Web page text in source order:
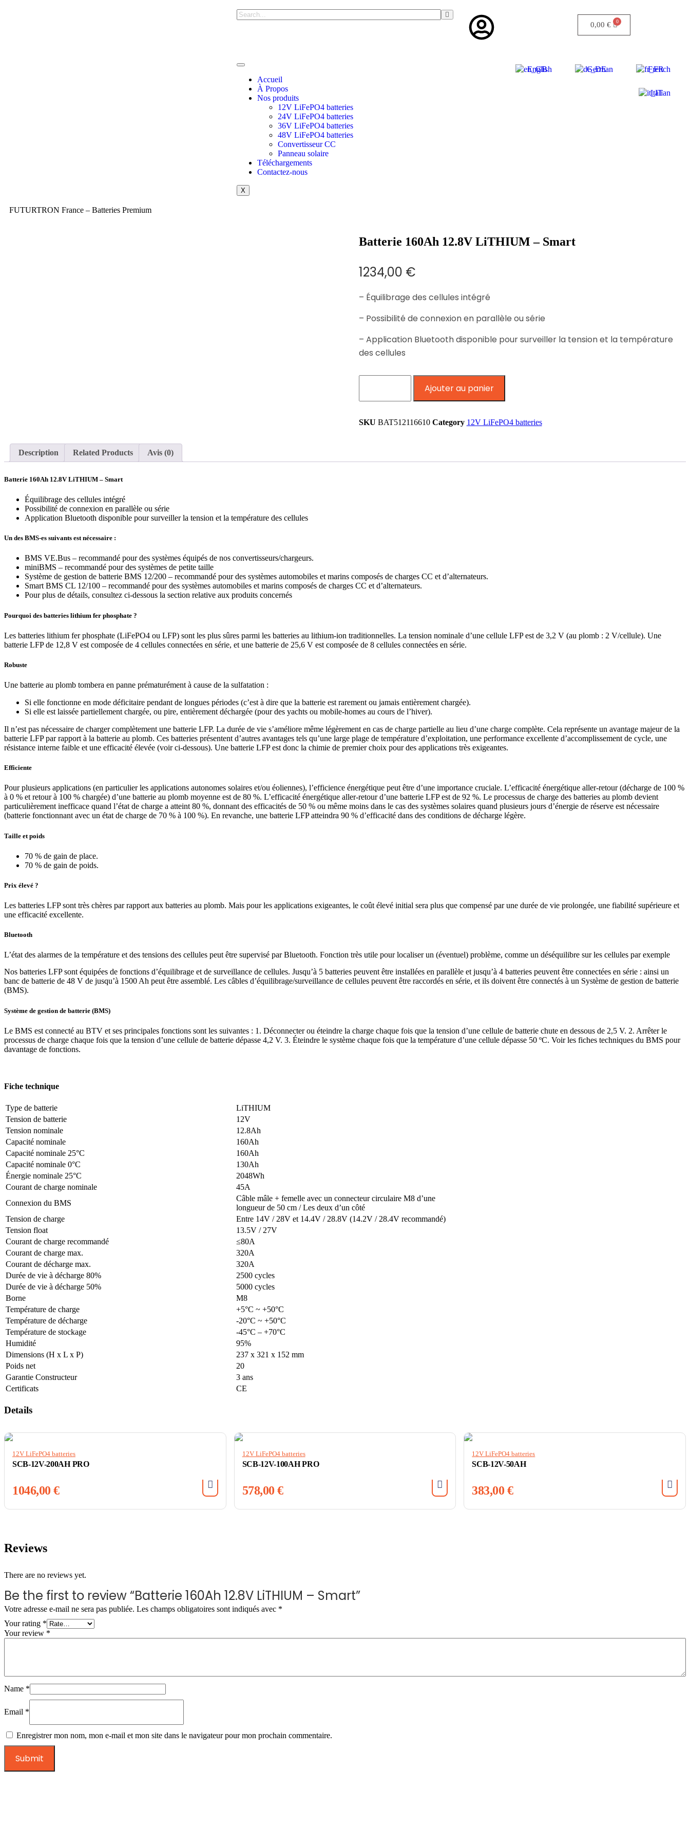
0,00 €
Accueil
À Propos
Nos produits
12V LiFePO4 batteries
24V LiFePO4 batteries
36V LiFePO4 batteries
48V LiFePO4 batteries
Convertisseur CC
Panneau solaire
Téléchargements
Contactez-nous
X
English German French
Italian
FUTURTRON France – Batteries Premium
Batterie 160Ah 12.8V LiTHIUM – Smart
1234,00 €
– Équilibrage des cellules intégré
– Possibilité de connexion en parallèle ou série
– Application Bluetooth disponible pour surveiller la tension et la température
des cellules
Ajouter au panier
SKU BAT512116610 Category 12V LiFePO4 batteries
Description Related Products Avis (0)
Batterie 160Ah 12.8V LiTHIUM – Smart
Équilibrage des cellules intégré
Possibilité de connexion en parallèle ou série
Application Bluetooth disponible pour surveiller la tension et la température des cellules
Un des BMS-es suivants est nécessaire :
BMS VE.Bus – recommandé pour des systèmes équipés de nos convertisseurs/chargeurs.
miniBMS – recommandé pour des systèmes de petite taille
Système de gestion de batterie BMS 12/200 – recommandé pour des systèmes automobiles et marins composés de charges CC et d’alternateurs.
Smart BMS CL 12/100 – recommandé pour des systèmes automobiles et marins composés de charges CC et d’alternateurs.
Pour plus de détails, consultez ci-dessous la section relative aux produits concernés
Pourquoi des batteries lithium fer phosphate ?
Les batteries lithium fer phosphate (LiFePO4 ou LFP) sont les plus sûres parmi les batteries au lithium-ion traditionnelles. La tension nominale d’une cellule LFP est de 3,2 V (au plomb : 2 V/cellule). Une
batterie LFP de 12,8 V est composée de 4 cellules connectées en série, et une batterie de 25,6 V est composée de 8 cellules connectées en série.
Robuste
Une batterie au plomb tombera en panne prématurément à cause de la sulfatation :
Si elle fonctionne en mode déficitaire pendant de longues périodes (c’est à dire que la batterie est rarement ou jamais entièrement chargée).
Si elle est laissée partiellement chargée, ou pire, entièrement déchargée (pour des yachts ou mobile-homes au cours de l’hiver).
Il n’est pas nécessaire de charger complètement une batterie LFP. La durée de vie s’améliore même légèrement en cas de charge partielle au lieu d’une charge complète. Cela représente un avantage majeur de la
batterie LFP par rapport à la batterie au plomb. Ces batteries présentent d’autres avantages tels qu’une large plage de température d’exploitation, une performance excellente d’accomplissement de cycle, une
résistance interne faible et une efficacité élevée (voir ci-dessous). Une batterie LFP est donc la chimie de premier choix pour des applications très exigeantes.
Efficiente
Pour plusieurs applications (en particulier les applications autonomes solaires et/ou éoliennes), l’efficience énergétique peut être d’une importance cruciale. L’efficacité énergétique aller-retour (décharge de 100 %
à 0 % et retour à 100 % chargée) d’une batterie au plomb moyenne est de 80 %. L’efficacité énergétique aller-retour d’une batterie LFP est de 92 %. Le processus de charge des batteries au plomb devient
particulièrement inefficace quand l’état de charge a atteint 80 %, donnant des efficacités de 50 % ou même moins dans le cas des systèmes solaires quand plusieurs jours d’énergie de réserve est nécessaire
(batterie fonctionnant avec un état de charge de 70 % à 100 %). En revanche, une batterie LFP atteindra 90 % d’efficacité dans des conditions de décharge légère.
Taille et poids
70 % de gain de place.
70 % de gain de poids.
Prix élevé ?
Les batteries LFP sont très chères par rapport aux batteries au plomb. Mais pour les applications exigeantes, le coût élevé initial sera plus que compensé par une durée de vie prolongée, une fiabilité supérieure et
une efficacité excellente.
Bluetooth
L’état des alarmes de la température et des tensions des cellules peut être supervisé par Bluetooth. Fonction très utile pour localiser un (éventuel) problème, comme un déséquilibre sur les cellules par exemple
Nos batteries LFP sont équipées de fonctions d’équilibrage et de surveillance de cellules. Jusqu’à 5 batteries peuvent être installées en parallèle et jusqu’à 4 batteries peuvent être connectées en série : ainsi un
banc de batterie de 48 V de jusqu’à 1500 Ah peut être assemblé. Les câbles d’équilibrage/surveillance de cellules peuvent être raccordés en série, et ils doivent être connectés à un Système de gestion de batterie
(BMS).
Système de gestion de batterie (BMS)
Le BMS est connecté au BTV et ses principales fonctions sont les suivantes : 1. Déconnecter ou éteindre la charge chaque fois que la tension d’une cellule de batterie chute en dessous de 2,5 V. 2. Arrêter le
processus de charge chaque fois que la tension d’une cellule de batterie dépasse 4,2 V. 3. Éteindre le système chaque fois que la température d’une cellule dépasse 50 ºC. Voir les fiches techniques du BMS pour
davantage de fonctions.
Fiche technique
Type de batterie
LiTHIUM
Tension de batterie
12V
Tension nominale
12.8Ah
Capacité nominale
160Ah
Capacité nominale 25°C
160Ah
Capacité nominale 0°C
130Ah
Énergie nominale 25°C
2048Wh
Courant de charge nominale
45A
Connexion du BMS
Câble mâle + femelle avec un connecteur circulaire M8 d’une
longueur de 50 cm / Les deux d’un côté
Tension de charge
Entre 14V / 28V et 14.4V / 28.8V (14.2V / 28.4V recommandé)
Tension float
13.5V / 27V
Courant de charge recommandé
≤80A
Courant de charge max.
320A
Courant de décharge max.
320A
Durée de vie à décharge 80%
2500 cycles
Durée de vie à décharge 50%
5000 cycles
Borne
M8
Température de charge
+5°C ~ +50°C
Température de décharge
-20°C ~ +50°C
Température de stockage
-45°C – +70°C
Humidité
95%
Dimensions (H x L x P)
237 x 321 x 152 mm
Poids net
20
Garantie Constructeur
3 ans
Certificats
CE
Details
12V LiFePO4 batteries
SCB-12V-200AH PRO
1046,00€
12V LiFePO4 batteries
SCB-12V-100AH PRO
578,00€
12V LiFePO4 batteries
SCB-12V-50AH
383,00 €
Reviews
There are no reviews yet.
Be the first to review “Batterie 160Ah 12.8V LiTHIUM – Smart”
Votre adresse e-mail ne sera pas publiée. Les champs obligatoires sont indiqués avec *
Your rating *
Your review *
Name *
Email *
Enregistrer mon nom, mon e-mail et mon site dans le navigateur pour mon prochain commentaire.